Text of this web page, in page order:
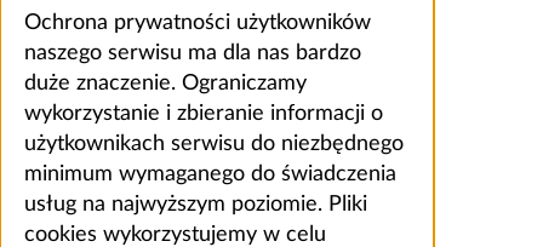
Ochrona prywatności użytkowników
naszego serwisu ma dla nas bardzo
duże znaczenie. Ograniczamy
wykorzystanie i zbieranie informacji o
użytkownikach serwisu do niezbędnego
minimum wymaganego do świadczenia
usług na najwyższym poziomie. Pliki
cookies wykorzystujemy w celu